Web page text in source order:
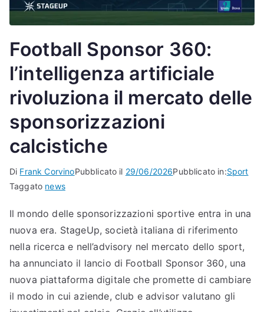
Football Sponsor 360:
l’intelligenza artificiale
rivoluziona il mercato delle
sponsorizzazioni
calcistiche
Di Frank CorvinoPubblicato il 29/06/2026Pubblicato in:Sport
Taggato news
Il mondo delle sponsorizzazioni sportive entra in una
nuova era. StageUp, società italiana di riferimento
nella ricerca e nell’advisory nel mercato dello sport,
ha annunciato il lancio di Football Sponsor 360, una
nuova piattaforma digitale che promette di cambiare
il modo in cui aziende, club e advisor valutano gli